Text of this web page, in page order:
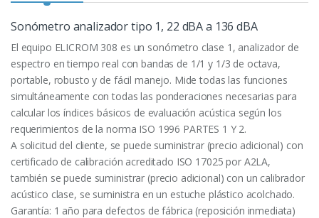
Sonómetro analizador tipo 1, 22 dBA a 136 dBA
El equipo ELICROM 308 es un sonómetro clase 1, analizador de
espectro en tiempo real con bandas de 1/1 y 1/3 de octava,
portable, robusto y de fácil manejo. Mide todas las funciones
simultáneamente con todas las ponderaciones necesarias para
calcular los índices básicos de evaluación acústica según los
requerimientos de la norma ISO 1996 PARTES 1 Y 2.
A solicitud del cliente, se puede suministrar (precio adicional) con
certificado de calibración acreditado ISO 17025 por A2LA,
también se puede suministrar (precio adicional) con un calibrador
acústico clase, se suministra en un estuche plástico acolchado.
Garantía: 1 año para defectos de fábrica (reposición inmediata)